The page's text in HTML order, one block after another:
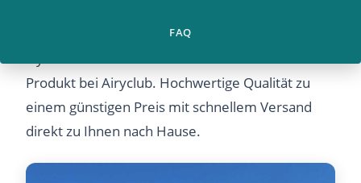
FAQ
Mens Shirt Stays Strumpfbander Elastischer
Produkt bei Airyclub. Hochwertige Qualität zu
einem günstigen Preis mit schnellem Versand
direkt zu Ihnen nach Hause.